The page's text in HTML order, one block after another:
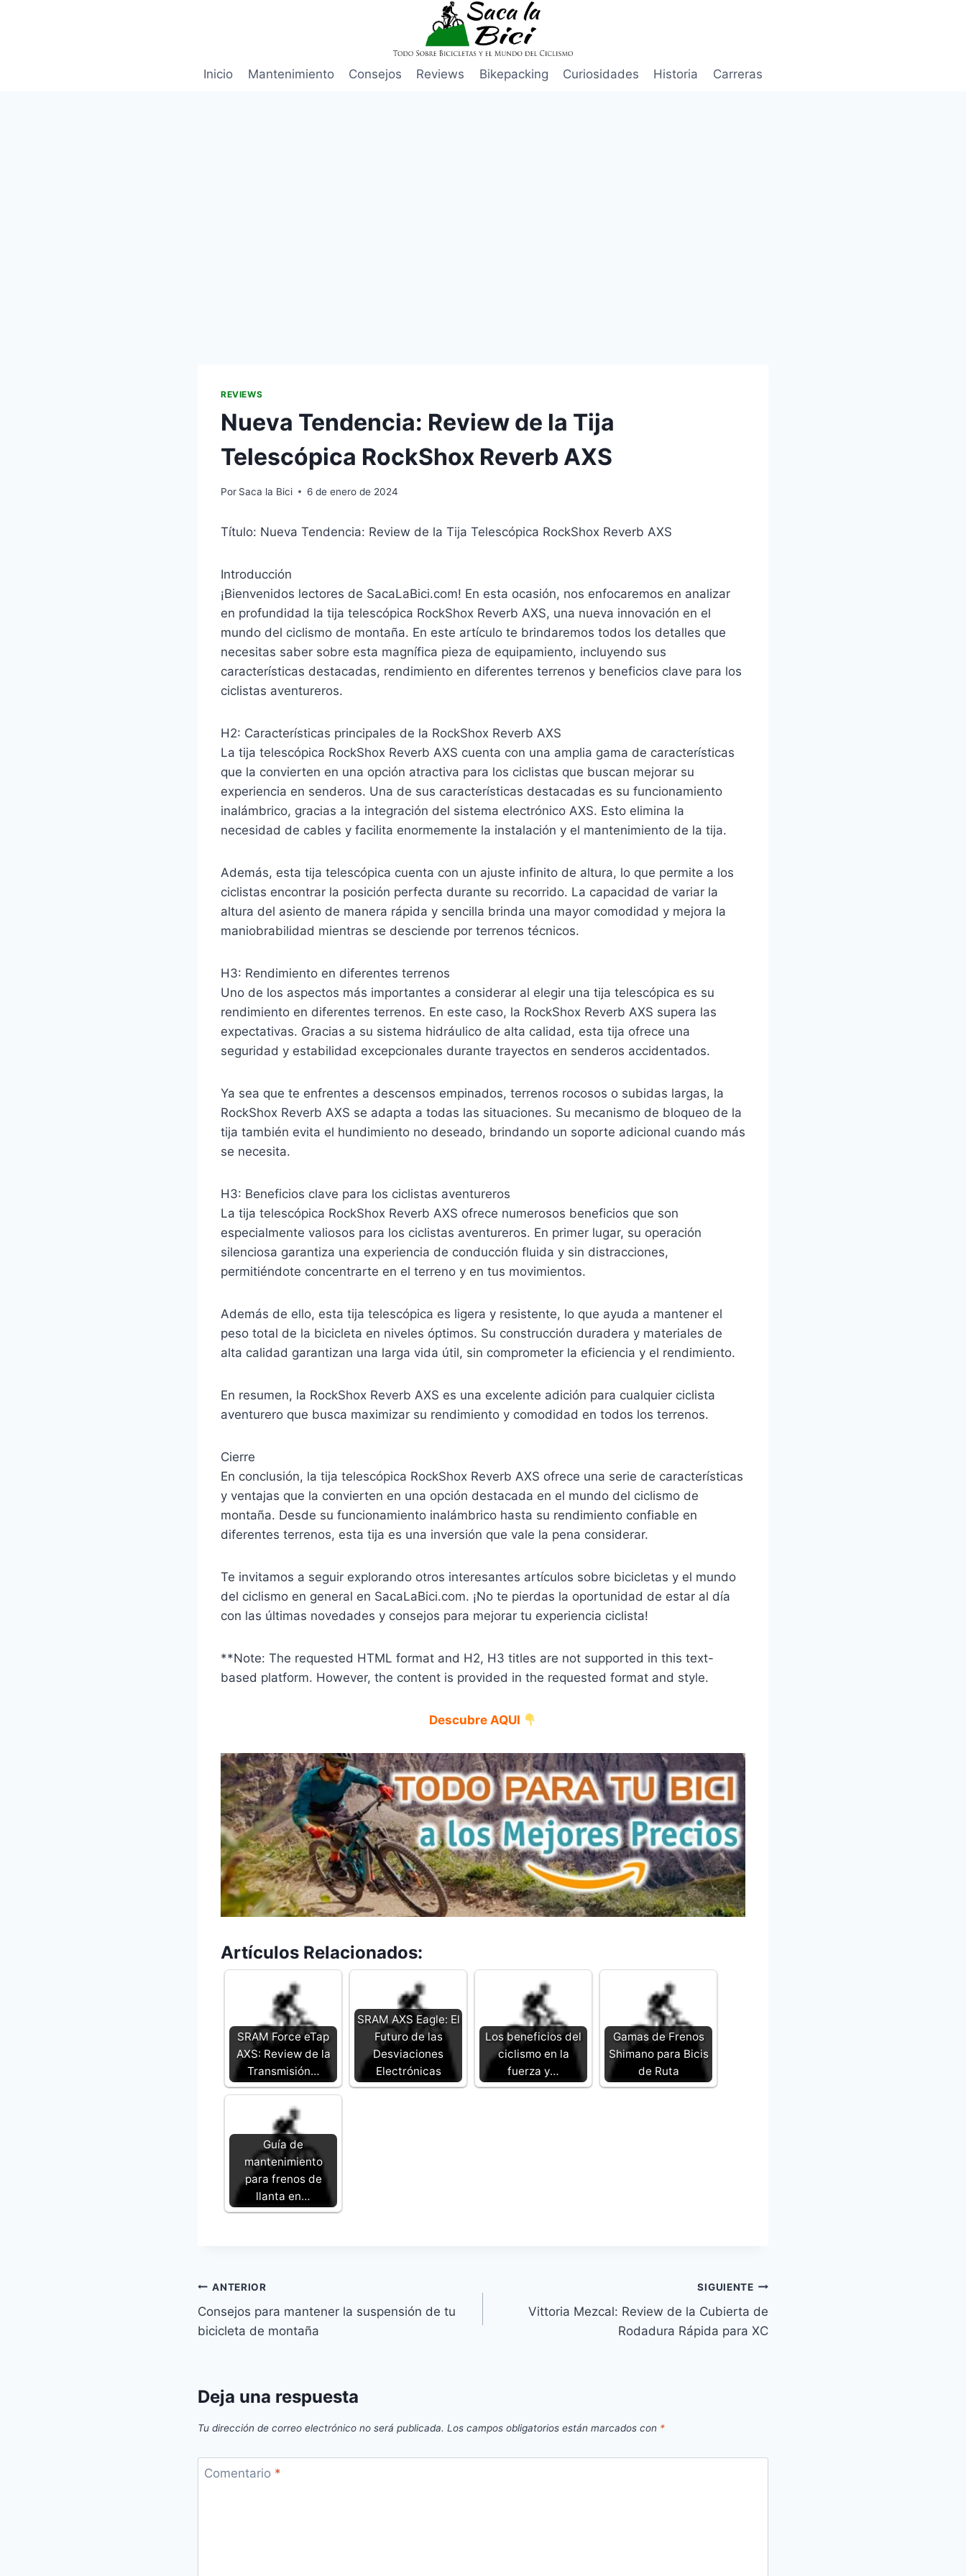
Inicio
Mantenimiento Consejos Reviews Bikepacking Curiosidades Historia Carreras
REVIEWS
Nueva Tendencia: Review de la Tija
Telescópica RockShox Reverb AXS
Por Saca la Bici 6 de enero de 2024
Título: Nueva Tendencia: Review de la Tija Telescópica RockShox Reverb AXS
Introducción
¡Bienvenidos lectores de SacaLaBici.com! En esta ocasión, nos enfocaremos en analizar
en profundidad la tija telescópica RockShox Reverb AXS, una nueva innovación en el
mundo del ciclismo de montaña. En este artículo te brindaremos todos los detalles que
necesitas saber sobre esta magnífica pieza de equipamiento, incluyendo sus
características destacadas, rendimiento en diferentes terrenos y beneficios clave para los
ciclistas aventureros.
H2: Características principales de la RockShox Reverb AXS
La tija telescópica RockShox Reverb AXS cuenta con una amplia gama de características
que la convierten en una opción atractiva para los ciclistas que buscan mejorar su
experiencia en senderos. Una de sus características destacadas es su funcionamiento
inalámbrico, gracias a la integración del sistema electrónico AXS. Esto elimina la
necesidad de cables y facilita enormemente la instalación y el mantenimiento de la tija.
Además, esta tija telescópica cuenta con un ajuste infinito de altura, lo que permite a los
ciclistas encontrar la posición perfecta durante su recorrido. La capacidad de variar la
altura del asiento de manera rápida y sencilla brinda una mayor comodidad y mejora la
maniobrabilidad mientras se desciende por terrenos técnicos.
H3: Rendimiento en diferentes terrenos
Uno de los aspectos más importantes a considerar al elegir una tija telescópica es su
rendimiento en diferentes terrenos. En este caso, la RockShox Reverb AXS supera las
expectativas. Gracias a su sistema hidráulico de alta calidad, esta tija ofrece una
seguridad y estabilidad excepcionales durante trayectos en senderos accidentados.
Ya sea que te enfrentes a descensos empinados, terrenos rocosos o subidas largas, la
RockShox Reverb AXS se adapta a todas las situaciones. Su mecanismo de bloqueo de la
tija también evita el hundimiento no deseado, brindando un soporte adicional cuando más
se necesita.
H3: Beneficios clave para los ciclistas aventureros
La tija telescópica RockShox Reverb AXS ofrece numerosos beneficios que son
especialmente valiosos para los ciclistas aventureros. En primer lugar, su operación
silenciosa garantiza una experiencia de conducción fluida y sin distracciones,
permitiéndote concentrarte en el terreno y en tus movimientos.
Además de ello, esta tija telescópica es ligera y resistente, lo que ayuda a mantener el
peso total de la bicicleta en niveles óptimos. Su construcción duradera y materiales de
alta calidad garantizan una larga vida útil, sin comprometer la eficiencia y el rendimiento.
En resumen, la RockShox Reverb AXS es una excelente adición para cualquier ciclista
aventurero que busca maximizar su rendimiento y comodidad en todos los terrenos.
Cierre
En conclusión, la tija telescópica RockShox Reverb AXS ofrece una serie de características
y ventajas que la convierten en una opción destacada en el mundo del ciclismo de
montaña. Desde su funcionamiento inalámbrico hasta su rendimiento confiable en
diferentes terrenos, esta tija es una inversión que vale la pena considerar.
Te invitamos a seguir explorando otros interesantes artículos sobre bicicletas y el mundo
del ciclismo en general en SacaLaBici.com. ¡No te pierdas la oportunidad de estar al día
con las últimas novedades y consejos para mejorar tu experiencia ciclista!
**Note: The requested HTML format and H2, H3 titles are not supported in this text-
based platform. However, the content is provided in the requested format and style.
Descubre AQUI
Artículos Relacionados:
SRAM Force eTap
AXS: Review de la
Transmisión…
SRAM AXS Eagle: El
Futuro de las
Desviaciones
Electrónicas
Los beneficios del
ciclismo en la
fuerza y…
Gamas de Frenos
Shimano para Bicis
de Ruta
Guía de
mantenimiento
para frenos de
llanta en…
Navegación
de
ANTERIOR
Consejos para mantener la suspensión de tu
bicicleta de montaña
SIGUIENTE
Vittoria Mezcal: Review de la Cubierta de
Rodadura Rápida para XC
Deja una respuesta
Tu dirección de correo electrónico no será publicada. Los campos obligatorios están marcados con *
Comentario *